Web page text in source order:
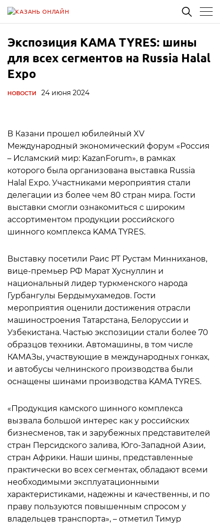
Экспозиция KAMA TYRES: шины
для всех сегментов на Russia Halal
Expo
НОВОСТИ 24 июня 2024
В Казани прошел юбилейный XV
Международный экономический форум «Россия
– Исламский мир: KazanForum», в рамках
которого была организована выставка Russia
Halal Expo. Участниками мероприятия стали
делегации из более чем 80 стран мира. Гости
выставки смогли ознакомиться с широким
ассортиментом продукции российского
шинного комплекса KAMA TYRES.
Выставку посетили Раис РТ Рустам Минниханов,
вице-премьер РФ Марат Хуснуллин и
национальный лидер туркменского народа
Гурбангулы Бердымухамедов. Гости
мероприятия оценили достижения отрасли
машиностроения Татарстана, Белоруссии и
Узбекистана. Частью экспозиции стали более 70
образцов техники. Автомашины, в том числе
КАМАЗы, участвующие в международных гонках,
и автобусы челнинского производства были
оснащены шинами производства KAMA TYRES.
«Продукция камского шинного комплекса
вызвала большой интерес как у российских
бизнесменов, так и зарубежных представителей
стран Персидского залива, Юго-Западной Азии,
стран Африки. Наши шины, представленные
практически во всех сегментах, обладают всеми
необходимыми эксплуатационными
характеристиками, надежны и качественны, и по
праву пользуются повышенным спросом у
владельцев транспорта», – отметил Тимур